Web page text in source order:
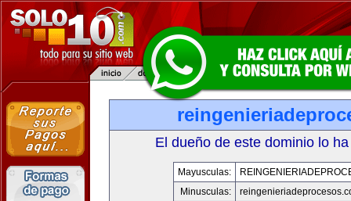
El dueño de este dominio lo
Mayusculas:
Minusculas: